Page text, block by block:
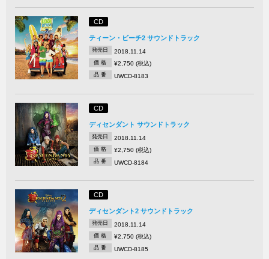
CD
ティーン・ビーチ2 サウンドトラック
発売日 2018.11.14
価 格 ¥2,750 (税込)
品 番 UWCD-8183
CD
ディセンダント サウンドトラック
発売日 2018.11.14
価 格 ¥2,750 (税込)
品 番 UWCD-8184
CD
ディセンダント2 サウンドトラック
発売日 2018.11.14
価 格 ¥2,750 (税込)
品 番 UWCD-8185